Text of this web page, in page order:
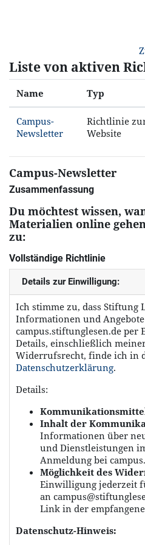
Liste von aktiven
Name Typ
Campus-
Newsletter
Richtlinie
Website
Campus-Newsletter
Zusammenfassung
Du möchtest wissen,
Materialien online
zu:
Vollständige Richtlinie
Details zur Einwilligung:
Ich stimme zu, dass Stiftung
Informationen und
campus.stiftunglesen.de per
Details, einschließlich
Widerrufsrecht, finde ich in
Datenschutzerklärung.
Details:
Inhalt der
Informationen über
und Dienstleistungen
Anmeldung bei
Möglichkeit des
Einwilligung jederzeit
an
Link in der
Datenschutz-Hinweis: